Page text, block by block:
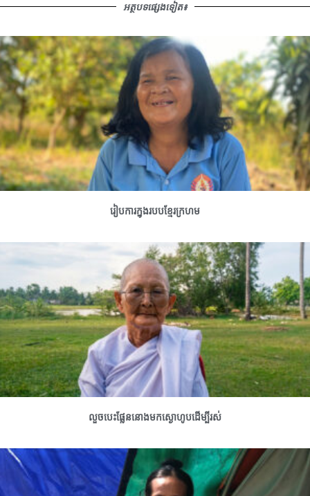
អត្ថបទផ្សេងទៀត៖
រៀបការក្នុងរបបខ្មែរក្រហម
លួចបេះផ្លែននោងមកស្ងោហូបដើម្បីរស់